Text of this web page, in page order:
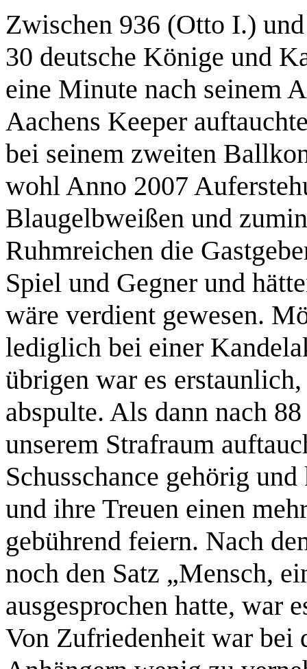
Zwischen 936 (Otto I.)
30 deutsche Könige und
eine Minute nach seinem
Aachens Keeper
bei seinem zweiten
wohl Anno 2007
Blaugelbweißen und
Ruhmreichen die
Spiel und Gegner und
wäre verdient gewesen.
lediglich bei einer
übrigen war es
abspulte. Als dann nach
unserem Strafraum
Schusschance gehörig
und ihre Treuen einen
gebührend feiern. Nach
noch den Satz „Mensch,
ausgesprochen hatte, war
Von Zufriedenheit war bei